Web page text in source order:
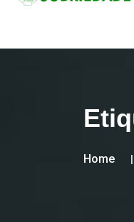
Home